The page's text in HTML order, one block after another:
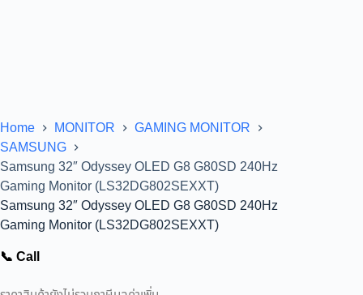
Home MONITOR
GAMING MONITOR
SAMSUNG
Samsung 32″ Odyssey OLED G8 G80SD 240Hz
Gaming Monitor (LS32DG802SEXXT)
Samsung 32″ Odyssey OLED G8 G80SD 240Hz
Gaming Monitor (LS32DG802SEXXT)
📞 Call